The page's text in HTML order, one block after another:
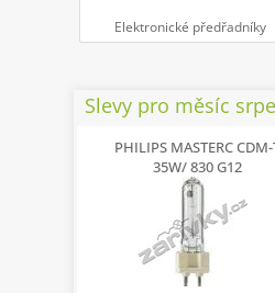
Elektronické předřadníky
Slevy pro měsíc
PHILIPS MASTERC
35W/ 830 G12